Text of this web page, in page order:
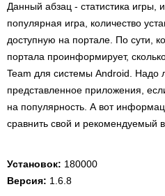
Данный абзац - статистика игры,
популярная игра, количество
доступную на портале. По сути,
портала проинформирует,
Team для системы Android. Надо
представленное приложения,
на популярность. А вот
сравнить свой и рекомендуемый
Установок: 180000
Версия: 1.6.8